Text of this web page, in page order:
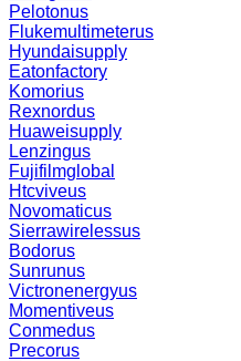
Pelotonus
Flukemultimeterus
Hyundaisupply
Eatonfactory
Komorius
Rexnordus
Huaweisupply
Lenzingus
Fujifilmglobal
Htcviveus
Novomaticus
Sierrawirelessus
Bodorus
Sunrunus
Victronenergyus
Momentiveus
Conmedus
Precorus